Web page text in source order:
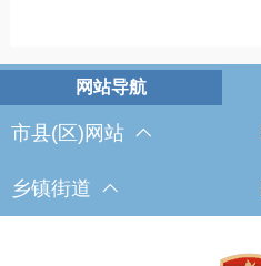
市县(区)网站
乡镇街道